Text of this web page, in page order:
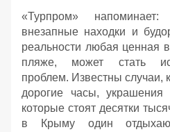
«Турпром»
внезапные находки и
реальности любая ценная
пляже, может стать
проблем. Известны случаи,
дорогие часы,
которые стоят десятки
в Крыму один